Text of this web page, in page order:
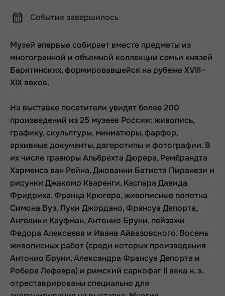
Событие завершилось
Музей впервые собирает вместе предметы из
многогранной и объемной коллекции семьи князей
Барятинских, формировавшейся на рубеже XVIII–
XIX веков.
На выставке посетители увидят более 200
произведений из 25 музеев России: живопись,
графику, скульптуры, миниатюры, фарфор,
архивные документы, дагеротипы и фотографии. В
их числе гравюры Альбрехта Дюрера, Рембрандта
Харменса ван Рейна, Джованни Батиста Пиранези и
рисунки Джакомо Кваренги, Каспара Давида
Фридриха, Франца Крюгера, живописные полотна
Симона Вуэ, Луки Джордано, Франсуа Депорта,
Ангелики Кауфман, Антонио Бруни, пейзажи
Федора Алексеева и Ивана Айвазовского. Восемь
живописных работ (среди которых произведения
Антонио Бруни, Александра Франсуа Депорта и
Робера Лефевра) и римский саркофаг II века н. э.
отреставрированы специально для